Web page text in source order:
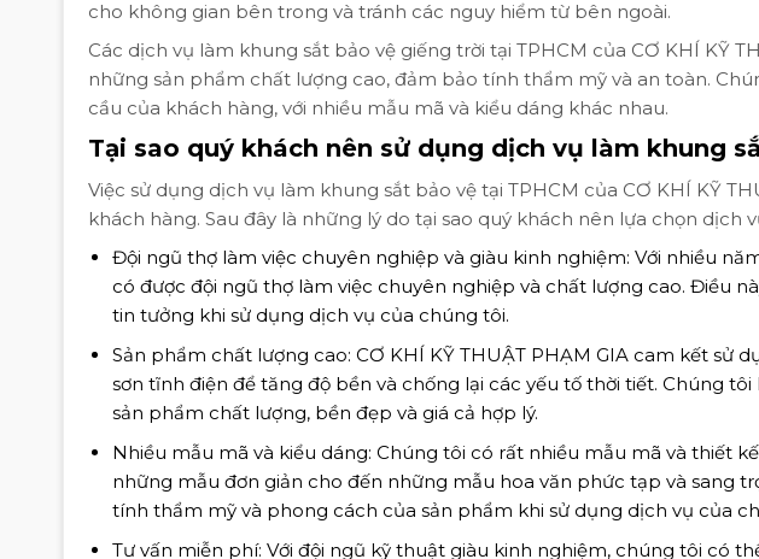
cho không gian bên trong và tránh các nguy hiểm từ bên ngoài.
Các dịch vụ làm khung sắt bảo vệ giếng trời tại TPHCM của CƠ KHÍ KỸ
những sản phẩm chất lượng cao, đảm bảo tính thẩm mỹ và an toàn.
cầu của khách hàng, với nhiều mẫu mã và kiểu dáng khác nhau.
Tại sao quý khách nên sử dụng dịch vụ làm khung
Việc sử dụng dịch vụ làm khung sắt bảo vệ tại TPHCM của CƠ KHÍ KỸ
khách hàng. Sau đây là những lý do tại sao quý khách nên lựa chọn dịch
Đội ngũ thợ làm việc chuyên nghiệp và giàu kinh nghiệm: Với nhiều
có được đội ngũ thợ làm việc chuyên nghiệp và chất lượng cao. Điều
tin tưởng khi sử dụng dịch vụ của chúng tôi.
Sản phẩm chất lượng cao: CƠ KHÍ KỸ THUẬT PHẠM GIA cam kết sử
sơn tĩnh điện để tăng độ bền và chống lại các yếu tố thời tiết. Chúng
sản phẩm chất lượng, bền đẹp và giá cả hợp lý.
Nhiều mẫu mã và kiểu dáng: Chúng tôi có rất nhiều mẫu mã và thiết
những mẫu đơn giản cho đến những mẫu hoa văn phức tạp và sang
tính thẩm mỹ và phong cách của sản phẩm khi sử dụng dịch vụ của
Tư vấn miễn phí: Với đội ngũ kỹ thuật giàu kinh nghiệm, chúng tôi có